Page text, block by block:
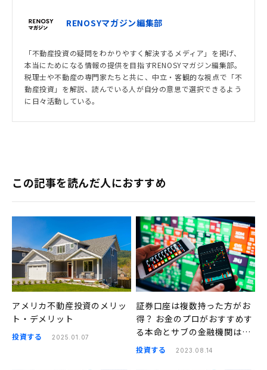
RENOSYマガジン編集部
「不動産投資の疑問をわかりやすく解決するメディア」を掲げ、
本当にためになる情報の提供を目指すRENOSYマガジン編集部。
税理士や不動産の専門家たちと共に、中立・客観的な視点で「不
動産投資」を解説、読んでいる人が自分の意思で選択できるよう
に日々活動している。
この記事を読んだ人におすすめ
アメリカ不動産投資のメリッ
ト・デメリット
投資する 2025.01.07
証券口座は複数持った方がお
得？ お金のプロがおすすめす
る本命とサブの金融機関はこ
ちら
投資する 2023.08.14